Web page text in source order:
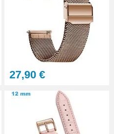
Montre
27,90 €